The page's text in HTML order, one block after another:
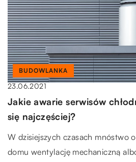
BUDOWLANKA
23.06.2021
Jakie awarie serwisów
się najczęściej?
W dzisiejszych czasach mnóstwo
domu wentylację mechaniczną